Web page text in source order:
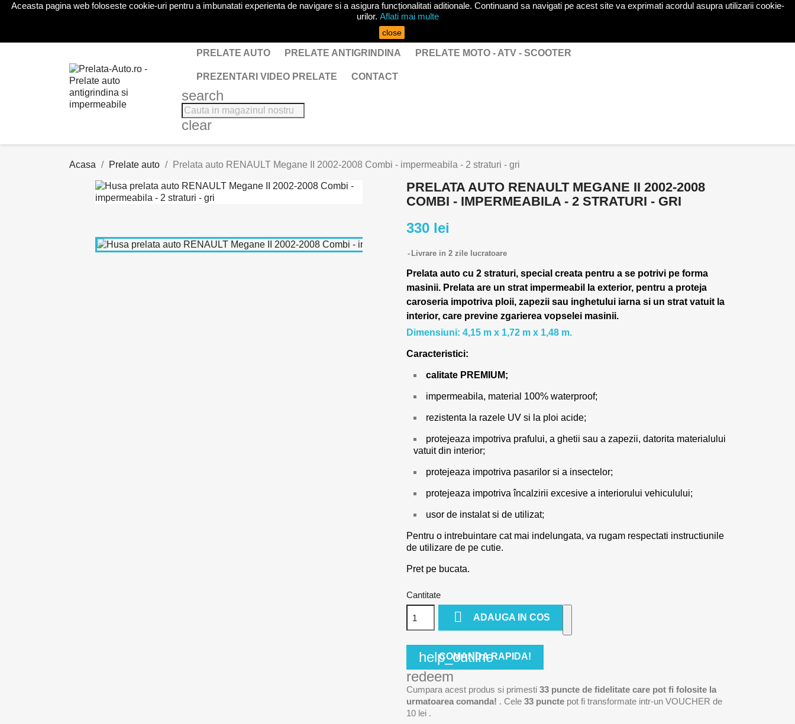
shopping_cart
PRELATE AUTO PRELATE ANTIGRINDINA PRELATE MOTO - ATV - SCOOTER
PREZENTARI VIDEO PRELATE CONTACT
search
clear
Acasa Prelate auto Prelata auto RENAULT Megane II 2002-2008 Combi - impermeabila - 2 straturi - gri
PRELATA AUTO RENAULT MEGANE II 2002-2008
COMBI - IMPERMEABILA - 2 STRATURI - GRI
330 lei
Livrare in 2 zile lucratoare
Prelata auto cu 2 straturi, special creata pentru a se potrivi pe forma
masinii. Prelata are un strat impermeabil la exterior, pentru a proteja
caroseria impotriva ploii, zapezii sau inghetului iarna si un strat vatuit la
interior, care previne zgarierea vopselei masinii.
Dimensiuni: 4,15 m x 1,72 m x 1,48 m.
Caracteristici:
calitate PREMIUM;
impermeabila, material 100% waterproof;
rezistenta la razele UV si la ploi acide;
protejeaza impotriva prafului, a ghetii sau a zapezii, datorita materialului
vatuit din interior;
protejeaza impotriva pasarilor si a insectelor;
protejeaza impotriva încalzirii excesive a interiorului vehiculului;
usor de instalat si de utilizat;
Pentru o intrebuintare cat mai indelungata, va rugam respectati instructiunile
de utilizare de pe cutie.
Pret pe bucata.
Cantitate
 ADAUGA IN COS
help_outline
COMANDA RAPIDA!
redeem
Cumpara acest produs si primesti 33 puncte de fidelitate care pot fi folosite la
urmatoarea comanda! . Cele 33 puncte pot fi transformate intr-un VOUCHER de
10 lei .
Aceasta pagina web foloseste cookie-uri pentru a imbunatati experienta de navigare si a asigura funcționalitati aditionale. Continuand sa navigati pe acest site va exprimati acordul asupra utilizarii cookie-
urilor. Aflati mai multe
close